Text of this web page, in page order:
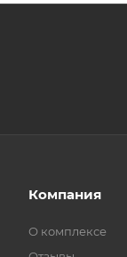
Компания
О комплексе